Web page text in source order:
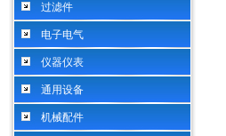
过滤件
电子电气
仪器仪表
通用设备
机械配件